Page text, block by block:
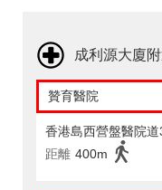
成利源大廈
贊育醫院
香港島西營盤醫院
距離 400m